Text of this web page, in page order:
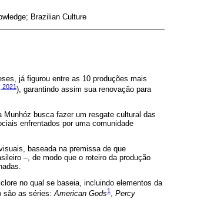
Brazilian Culture
já figurou entre as 10 produções mais
2021), garantindo assim sua renovação para
Munhóz busca fazer um resgate cultural das
enfrentados por uma comunidade
baseada na premissa de que
–, de modo que o roteiro da produção
no qual se baseia, incluindo elementos da
são as séries:American Gods1, Percy